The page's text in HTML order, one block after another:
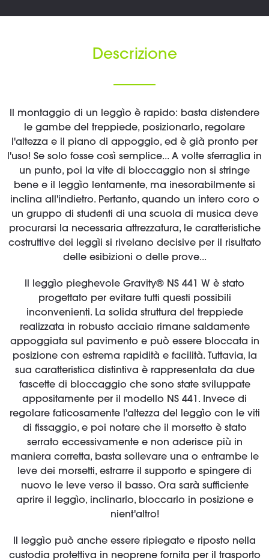
Descrizione
Il montaggio di un leggìo è rapido: basta distendere
le gambe del treppiede, posizionarlo, regolare
l'altezza e il piano di appoggio, ed è già pronto per
l'uso! Se solo fosse così semplice... A volte sferraglia in
un punto, poi la vite di bloccaggio non si stringe
bene e il leggìo lentamente, ma inesorabilmente si
inclina all'indietro. Pertanto, quando un intero coro o
un gruppo di studenti di una scuola di musica deve
procurarsi la necessaria attrezzatura, le caratteristiche
costruttive dei leggìi si rivelano decisive per il risultato
delle esibizioni o delle prove...
Il leggìo pieghevole Gravity® NS 441 W è stato
progettato per evitare tutti questi possibili
inconvenienti. La solida struttura del treppiede
realizzata in robusto acciaio rimane saldamente
appoggiata sul pavimento e può essere bloccata in
posizione con estrema rapidità e facilità. Tuttavia, la
sua caratteristica distintiva è rappresentata da due
fascette di bloccaggio che sono state sviluppate
appositamente per il modello NS 441. Invece di
regolare faticosamente l'altezza del leggìo con le viti
di fissaggio, e poi notare che il morsetto è stato
serrato eccessivamente e non aderisce più in
maniera corretta, basta sollevare una o entrambe le
leve dei morsetti, estrarre il supporto e spingere di
nuovo le leve verso il basso. Ora sarà sufficiente
aprire il leggìo, inclinarlo, bloccarlo in posizione e
nient'altro!
Il leggìo può anche essere ripiegato e riposto nella
custodia protettiva in neoprene fornita per il trasporto